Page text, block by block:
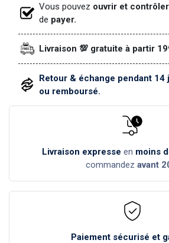
Vous pouvez ouvrir et contrôler
de payer.
Livraison 💯 gratuite à partir
Retour & échange pendant
ou remboursé.
Livraison expresse en moins
commandez avant
Paiement sécurisé et